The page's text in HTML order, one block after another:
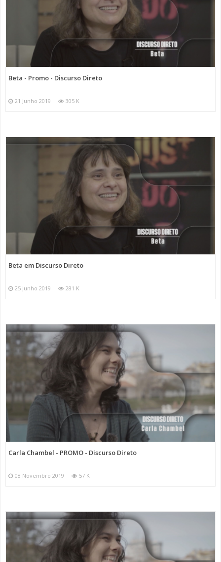
Beta - Promo - Discurso Direto
21 Junho 2019 305 K
Beta em Discurso Direto
25 Junho 2019 281 K
Carla Chambel - PROMO - Discurso Direto
08 Novembro 2019 57 K